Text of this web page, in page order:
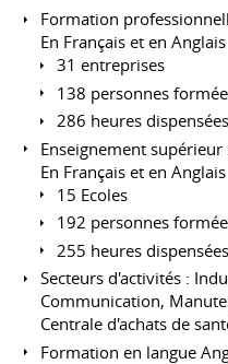
Formation
En Français et en Anglais
31 entreprises
138 personnes
286 heures dispensées
Enseignement supérieur
En Français et en Anglais
15 Ecoles
192 personnes
255 heures dispensées
Secteurs d'activités :
Communication,
Centrale d'achats de
Formation en langue